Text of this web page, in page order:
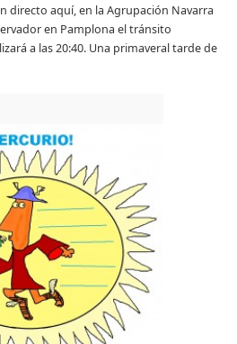
directo aquí, en la Agrupación Navarra
en Pamplona el tránsito
a las 20:40. Una primaveral tarde de